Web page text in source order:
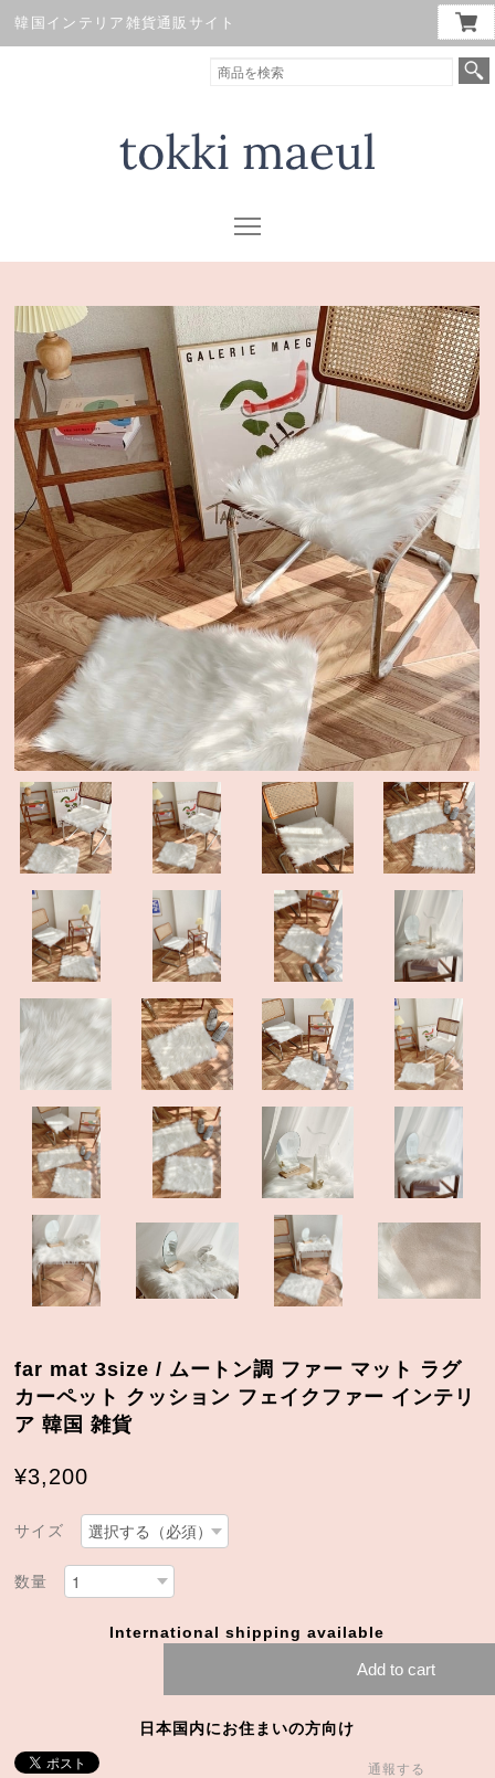
韓国インテリア雑貨通販サイト
far mat 3size / ムートン調 ファー マット ラグ
カーペット クッション フェイクファー インテリ
ア 韓国 雑貨
¥3,200
サイズ
数量
International shipping available
Add to cart
日本国内にお住まいの方向け
通報する